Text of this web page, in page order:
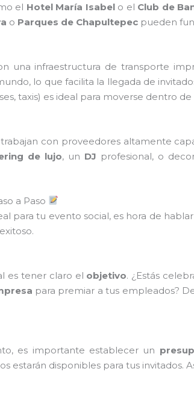
el Hotel María Isabelo el Club de
o Parques de Chapultepec pueden
una infraestructura de transporte
lo que facilita la llegada de
taxis) es ideal para moverse dentro de
con proveedores altamente
de lujo, un DJ profesional, o
a Paso
para tu evento social, es hora de
es tener claro el objetivo. ¿Estás
para premiar a tus empleados?
es importante establecer un
estarán disponibles para tus invitados.